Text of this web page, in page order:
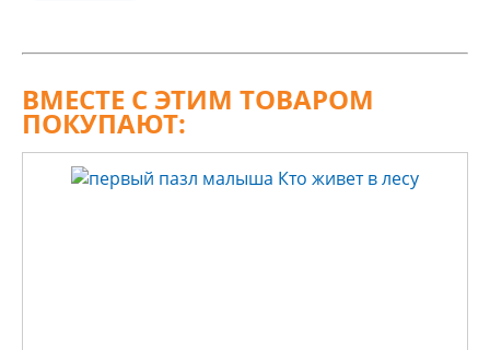
ВМЕСТЕ С ЭТИМ ТОВАРОМ
ПОКУПАЮТ: